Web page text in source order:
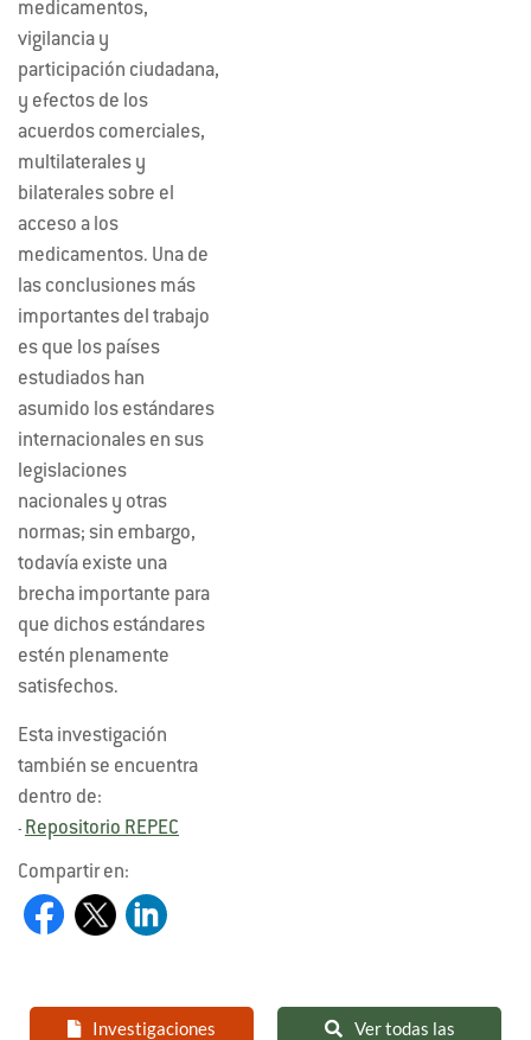
medicamentos,
vigilancia y
participación ciudadana,
y efectos de los
acuerdos comerciales,
multilaterales y
bilaterales sobre el
acceso a los
medicamentos. Una de
las conclusiones más
importantes del trabajo
es que los países
estudiados han
asumido los estándares
internacionales en sus
legislaciones
nacionales y otras
normas; sin embargo,
todavía existe una
brecha importante para
que dichos estándares
estén plenamente
satisfechos.
Esta investigación
también se encuentra
dentro de:
- Repositorio REPEC
Compartir en:
Investigaciones
Ver todas las